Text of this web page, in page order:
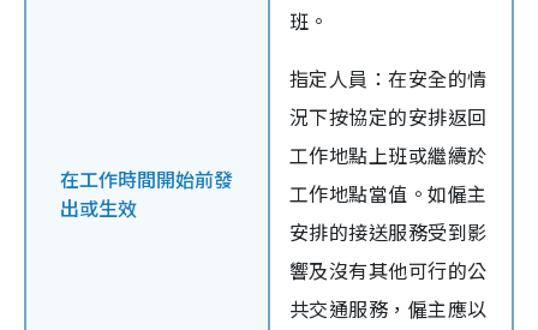
在工作時間開始前發
出或生效
班。
指定人員：在安全的情
況下按協定的安排返回
工作地點上班或繼續於
工作地點當值。如僱主
安排的接送服務受到影
響及沒有其他可行的公
共交通服務，僱主應以